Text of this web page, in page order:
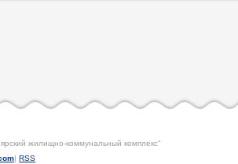
жилищно-коммунальный комплекс"
| RSS